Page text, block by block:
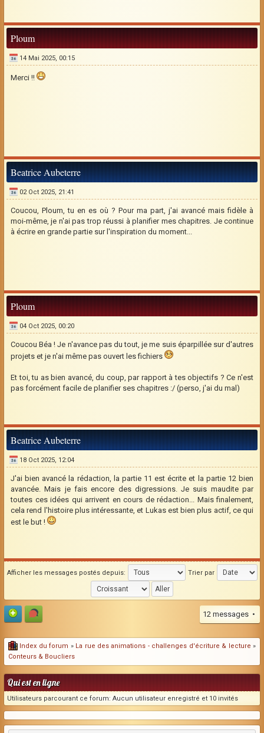
Ploum
14 Mai 2025, 00:15
Merci !!
Beatrice Aubeterre
02 Oct 2025, 21:41
Coucou, Ploum, tu en es où ? Pour ma part, j'ai avancé mais fidèle à
moi-même, je n'ai pas trop réussi à planifier mes chapitres. Je continue
à écrire en grande partie sur l'inspiration du moment...
Ploum
04 Oct 2025, 00:20
Coucou Béa ! Je n'avance pas du tout, je me suis éparpillée sur d'autres
projets et je n'ai même pas ouvert les fichiers
Et toi, tu as bien avancé, du coup, par rapport à tes objectifs ? Ce n'est
pas forcément facile de planifier ses chapitres :/ (perso, j'ai du mal)
Beatrice Aubeterre
18 Oct 2025, 12:04
J'ai bien avancé la rédaction, la partie 11 est écrite et la partie 12 bien
avancée. Mais je fais encore des digressions. Je suis maudite par
toutes ces idées qui arrivent en cours de rédaction... Mais finalement,
cela rend l'histoire plus intéressante, et Lukas est bien plus actif, ce qui
est le but !
Afficher les messages postés depuis: Trier par
12 messages •
Index du forum » La rue des animations - challenges d'écriture & lecture »
Conteurs & Boucliers
Qui est en ligne
Utilisateurs parcourant ce forum: Aucun utilisateur enregistré et 10 invités